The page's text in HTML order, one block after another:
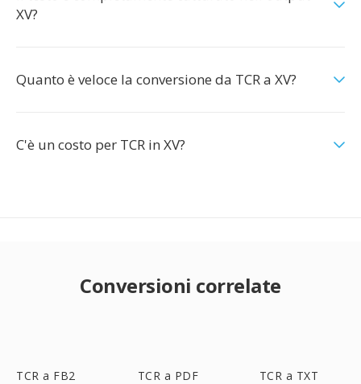
XV?
Quanto è veloce la conversione da TCR a XV?
C'è un costo per TCR in XV?
Conversioni correlate
TCR a FB2 TCR a PDF TCR a TXT